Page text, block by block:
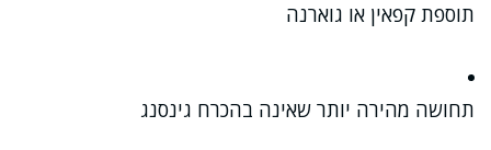
תוספת קפאין או גוארנה
תחושה מהירה יותר שאינה בהכרח גינסנג